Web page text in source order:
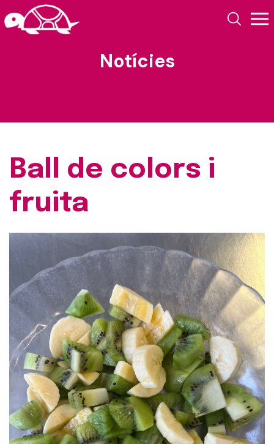
Notícies
Ball de colors i
fruita